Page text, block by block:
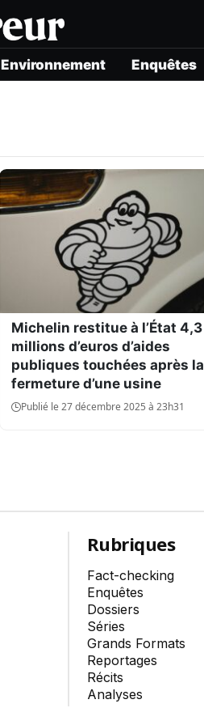
Environnement Enquêtes
Michelin restitue à l’État 4,3
millions d’euros d’aides
publiques touchées après la
fermeture d’une usine
Publié le 27 décembre 2025 à 23h31
Rubriques
Fact-checking
Enquêtes
Dossiers
Séries
Grands Formats
Reportages
Récits
Analyses